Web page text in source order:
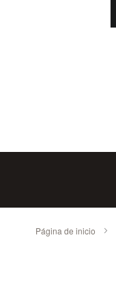
Página de inicio